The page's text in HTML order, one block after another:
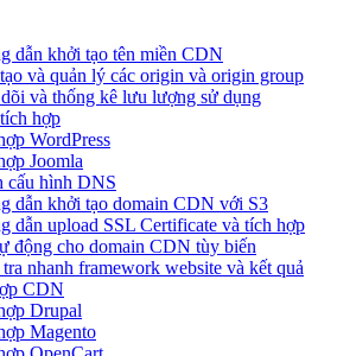
dẫn khởi tạo tên miền CDN
và quản lý các origin và origin group
và thống kê lưu lượng sử dụng
hợp
WordPress
Joomla
cấu hình DNS
dẫn khởi tạo domain CDN với S3
dẫn upload SSL Certificate và tích hợp
động cho domain CDN tùy biến
nhanh framework website và kết quả
CDN
Drupal
Magento